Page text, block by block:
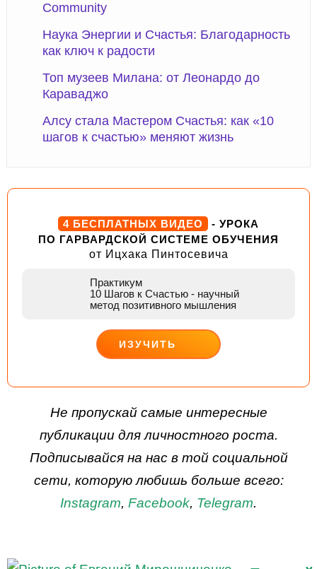
Community
Наука Энергии и Счастья: Благодарность
как ключ к радости
Топ музеев Милана: от Леонардо до
Караваджо
Алсу стала Мастером Счастья: как «10
шагов к счастью» меняют жизнь
4 БЕСПЛАТНЫХ ВИДЕО
- УРОКА
ПО ГАРВАРДСКОЙ СИСТЕМЕ ОБУЧЕНИЯ
от Ицхака Пинтосевича
Практикум
10 Шагов к Счастью - научный
метод позитивного мышления
ИЗУЧИТЬ
Не пропускай самые интересные
публикации для личностного роста.
Подписывайся на нас в той социальной
сети, которую любишь больше всего:
Instagram, Facebook, Telegram.